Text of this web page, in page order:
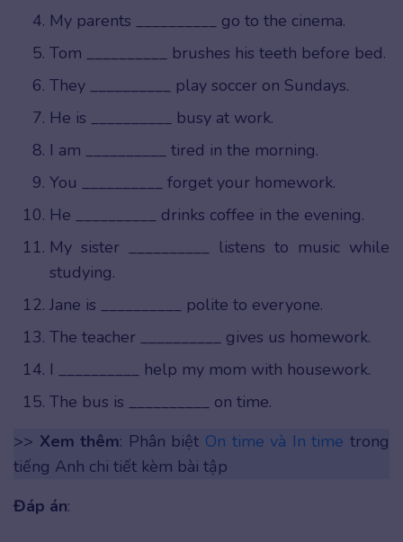
My parents __________ go to the cinema.
Tom __________ brushes his teeth before bed.
They __________ play soccer on Sundays.
He is __________ busy at work.
I am __________ tired in the morning.
You __________ forget your homework.
He __________ drinks coffee in the evening.
My sister __________ listens to music while
studying.
Jane is __________ polite to everyone.
The teacher __________ gives us homework.
I __________ help my mom with housework.
The bus is __________ on time.
>> Xem thêm: Phân biệt On time và In time trong
tiếng Anh chi tiết kèm bài tập
Đáp án: